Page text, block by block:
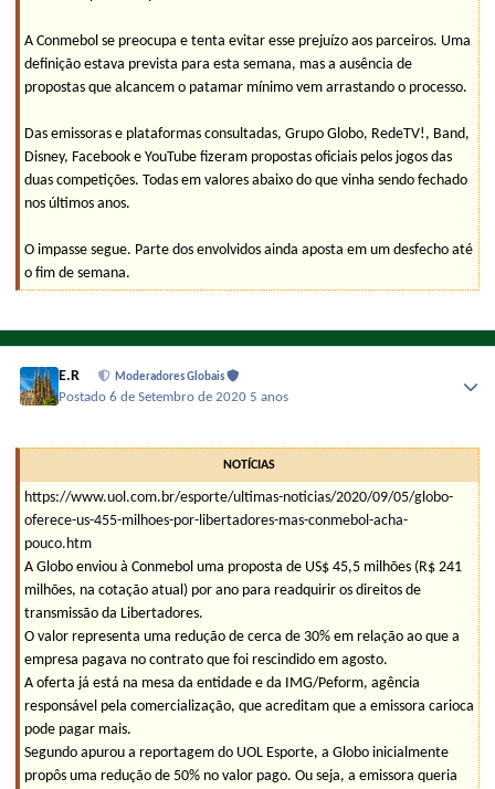
A Conmebol se preocupa e tenta evitar esse prejuízo aos parceiros. Uma
definição estava prevista para esta semana, mas a ausência de
propostas que alcancem o patamar mínimo vem arrastando o processo.
Das emissoras e plataformas consultadas, Grupo Globo, RedeTV!, Band,
Disney, Facebook e YouTube fizeram propostas oficiais pelos jogos das
duas competições. Todas em valores abaixo do que vinha sendo fechado
nos últimos anos.
O impasse segue. Parte dos envolvidos ainda aposta em um desfecho até
o fim de semana.
E.R Moderadores Globais
Postado6 de Setembro de 2020 5 anos
NOTÍCIAS
https://www.uol.com.br/esporte/ultimas-noticias/2020/09/05/globo-
oferece-us-455-milhoes-por-libertadores-mas-conmebol-acha-
pouco.htm
A Globo enviou à Conmebol uma proposta de US$ 45,5 milhões (R$ 241
milhões, na cotação atual) por ano para readquirir os direitos de
transmissão da Libertadores.
O valor representa uma redução de cerca de 30% em relação ao que a
empresa pagava no contrato que foi rescindido em agosto.
A oferta já está na mesa da entidade e da IMG/Peform, agência
responsável pela comercialização, que acreditam que a emissora carioca
pode pagar mais.
Segundo apurou a reportagem do UOL Esporte, a Globo inicialmente
propôs uma redução de 50% no valor pago. Ou seja, a emissora queria